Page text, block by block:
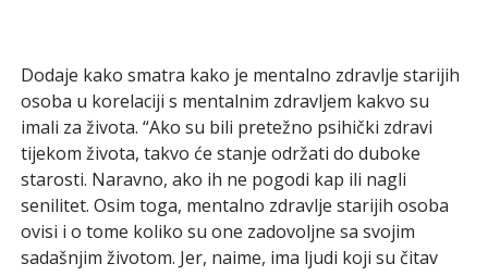
Dodaje kako smatra kako je mentalno zdravlje starijih
osoba u korelaciji s mentalnim zdravljem kakvo su
imali za života. “Ako su bili pretežno psihički zdravi
tijekom života, takvo će stanje održati do duboke
starosti. Naravno, ako ih ne pogodi kap ili nagli
senilitet. Osim toga, mentalno zdravlje starijih osoba
ovisi i o tome koliko su one zadovoljne sa svojim
sadašnjim životom. Jer, naime, ima ljudi koji su čitav